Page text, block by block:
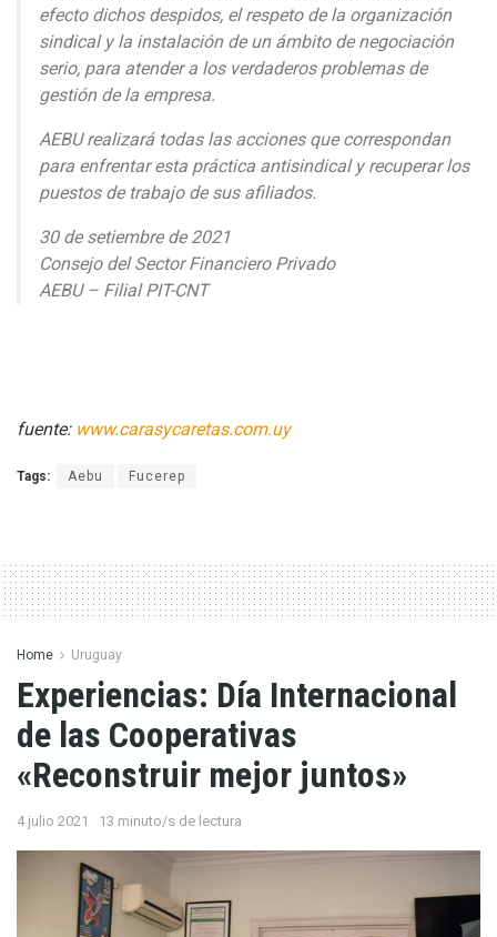
efecto dichos despidos, el respeto de la organización
sindical y la instalación de un ámbito de negociación
serio, para atender a los verdaderos problemas de
gestión de la empresa.
AEBU realizará todas las acciones que correspondan
para enfrentar esta práctica antisindical y recuperar los
puestos de trabajo de sus afiliados.
30 de setiembre de 2021
Consejo del Sector Financiero Privado
AEBU – Filial PIT-CNT
fuente: www.carasycaretas.com.uy
Tags: Aebu Fucerep
Home Uruguay
Experiencias: Día Internacional
de las Cooperativas
«Reconstruir mejor juntos»
4 julio 2021 13 minuto/s de lectura